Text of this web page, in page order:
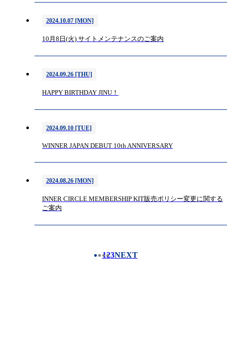
2024.10.07 [MON]
10月8日(火) サイトメンテナンスのご案内
2024.09.26 [THU]
HAPPY BIRTHDAY JINU！
2024.09.10 [TUE]
WINNER JAPAN DEBUT 10th ANNIVERSARY
2024.08.26 [MON]
INNER CIRCLE MEMBERSHIP KIT販売ポリシー変更に関する
ご案内
123NEXT